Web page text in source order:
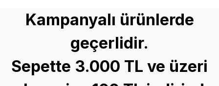
Kampanyalı ürünlerde
geçerlidir.
Sepette 3.000 TL ve üzeri